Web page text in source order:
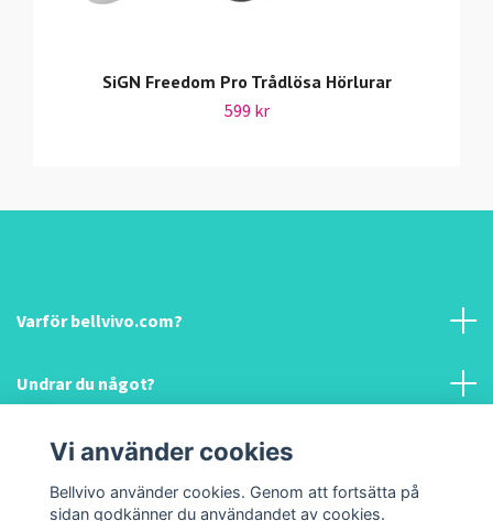
SiGN Freedom Pro Trådlösa Hörlurar
599 kr
Varför bellvivo.com?
Undrar du något?
Information & hjälp!
Sociala medier
Vi använder cookies
Bellvivo använder cookies. Genom att fortsätta på
sidan godkänner du användandet av cookies.